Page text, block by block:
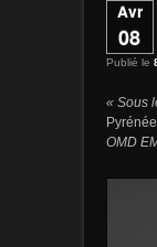
Avr
08
Publié le
« Sous
OMD